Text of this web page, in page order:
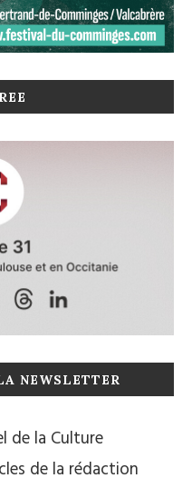
NEWSLETTER
de la Culture
de la rédaction